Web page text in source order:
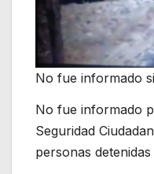
No fue informado
No fue informado
Seguridad
personas